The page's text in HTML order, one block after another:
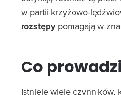
w partii krzyżowo-
rozstępypomagają w
Co
Istnieje wiele czynników,